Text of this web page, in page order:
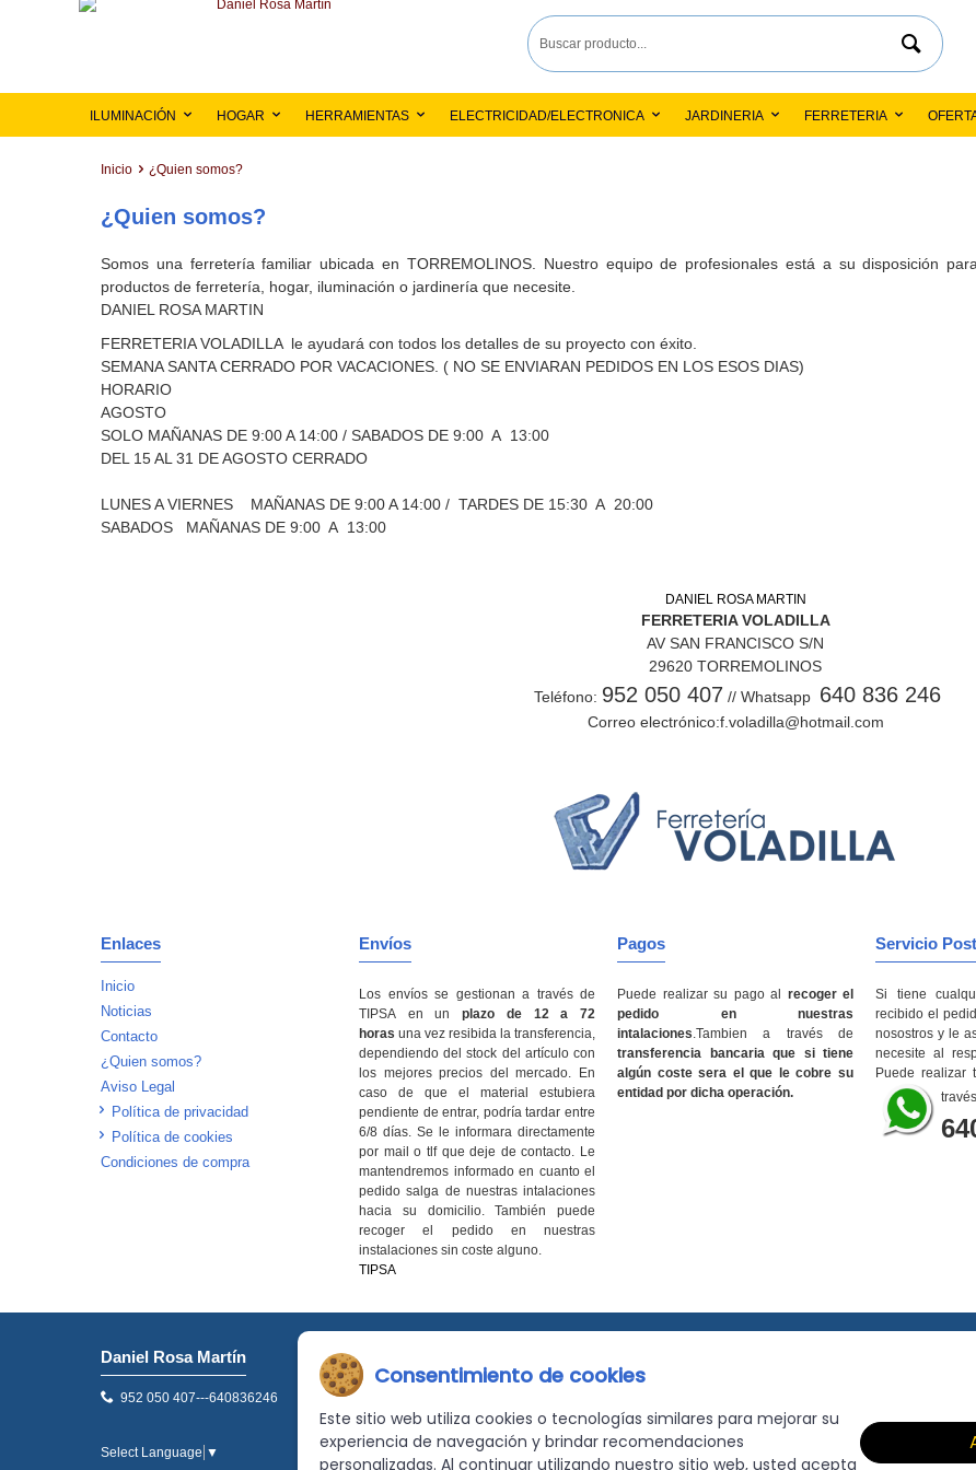
ILUMINACIÓN HOGAR HERRAMIENTAS ELECTRICIDAD/ELECTRONICA JARDINERIA FERRETERIA
Inicio ¿Quien somos?
¿Quien somos?
Somos una ferretería familiar ubicada en TORREMOLINOS. Nuestro equipo de profesionales está a su disposición
productos de ferretería, hogar, iluminación o jardinería que necesite.
DANIEL ROSA MARTIN
FERRETERIA VOLADILLA le ayudará con todos los detalles de su proyecto con éxito.
SEMANA SANTA CERRADO POR VACACIONES. ( NO SE ENVIARAN PEDIDOS EN LOS ESOS DIAS)
HORARIO
AGOSTO
SOLO MAÑANAS DE 9:00 A 14:00 / SABADOS DE 9:00 A 13:00
DEL 15 AL 31 DE AGOSTO CERRADO
LUNES A VIERNES MAÑANAS DE 9:00 A 14:00 / TARDES DE 15:30 A 20:00
SABADOS MAÑANAS DE 9:00 A 13:00
DANIEL ROSA MARTIN
FERRETERIA VOLADILLA
AV SAN FRANCISCO S/N
29620 TORREMOLINOS
Teléfono: 952 050 407 // Whatsapp 640 836 246
Correo electrónico:f.voladilla@hotmail.com
Enlaces
Inicio
Noticias
Contacto
¿Quien somos?
Aviso Legal
Política de privacidad
Política de cookies
Condiciones de compra
Envíos
Los envíos se gestionan a través de
TIPSA en unplazo de 12 a 72
horas una vez resibida la transferencia,
dependiendo del stock del artículo con
los mejores precios del mercado. En
caso de que el material estubiera
pendiente de entrar, podría tardar entre
6/8 días. Se le informara directamente
por mail o tlf que deje de contacto. Le
mantendremos informado en cuanto el
pedido salga de nuestras intalaciones
hacia su domicilio. También puede
recoger el pedido en nuestras
instalaciones sin coste alguno.
TIPSA
Pagos
Puede realizar su pago al recoger el
pedido en nuestras
intalaciones.Tambien a través de
transferencia bancaria que si tiene
algún coste sera el que le cobre su
entidad por dicha operación.
Servicio
Si tiene
recibido el
nosostros y le
necesite al
Puede realizar
Daniel Rosa Martín
952 050 407---640836246 f.voladilla@hotmail.com
Select Language ▼
Consentimiento de cookies
Este sitio web utiliza cookies o tecnologías similares para mejorar su
experiencia de navegación y brindar recomendaciones
personalizadas. Al continuar utilizando nuestro sitio web, usted acepta